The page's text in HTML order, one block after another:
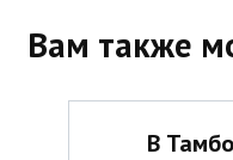
Вам также
В